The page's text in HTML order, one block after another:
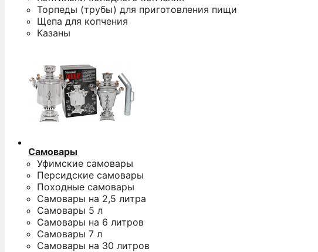
Торпеды (трубы) для приготовления пищи
Щепа для копчения
Казаны
Самовары
Уфимские самовары
Персидские самовары
Походные самовары
Самовары на 2,5 литра
Самовары 5 л
Самовары на 6 литров
Самовары 7 л
Самовары на 30 литров